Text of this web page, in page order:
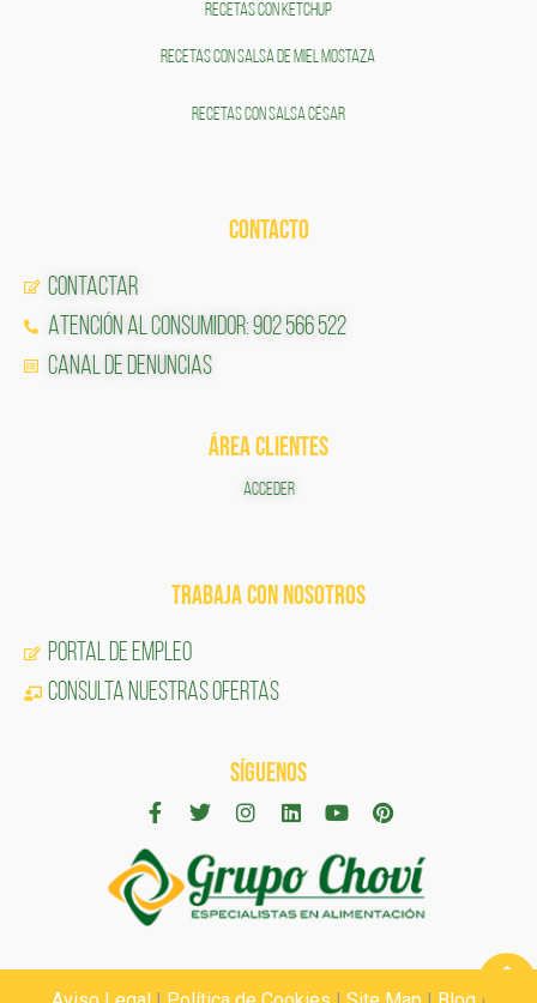
RECETAS CON KETCHUP
RECETAS CON SALSA DE MIEL MOSTAZA
RECETAS CON SALSA CÉSAR
CONTACTO
Contactar
Atención al Consumidor: 902 566 522
Canal de Denuncias
ÁREA CLIENTES
ACCEDER
TRABAJA CON NOSOTROS
Portal de Empleo
CONSULTA NUESTRAS OFERTAS
SÍGUENOS